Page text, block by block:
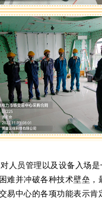
员管理以及设备入场是
并冲破各种技术壁垒
中心的各项功能表示肯